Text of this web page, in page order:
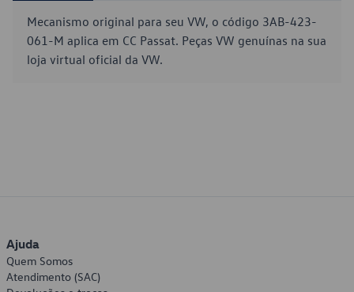
Mecanismo original para seu VW, o código 3AB-423-
061-M aplica em CC Passat. Peças VW genuínas na sua
loja virtual oficial da VW.
Ajuda
Quem Somos
Atendimento (SAC)